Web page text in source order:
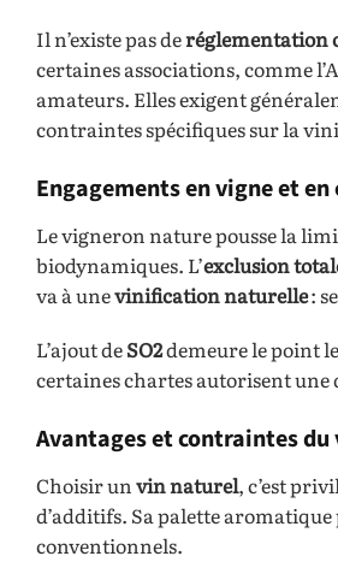
Il n’existe pas deréglementation
certaines associations, comme
amateurs. Elles exigent
contraintes spécifiques sur la
Engagements en vigne et en
Le vigneron nature pousse la
biodynamiques. L’exclusion
va à unevinification naturelle:
L’ajout deSO2demeure le point
certaines chartes autorisent une
Avantages et contraintes
Choisir unvin naturel, c’est
d’additifs. Sa palette
conventionnels.